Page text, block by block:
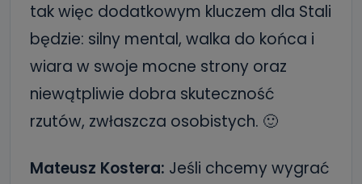
tak więc dodatkowym kluczem dla Stali
będzie: silny mental, walka do końca i
wiara w swoje mocne strony oraz
niewątpliwie dobra skuteczność
rzutów, zwłaszcza osobistych. 🙂
Mateusz Kostera: Jeśli chcemy wygrać